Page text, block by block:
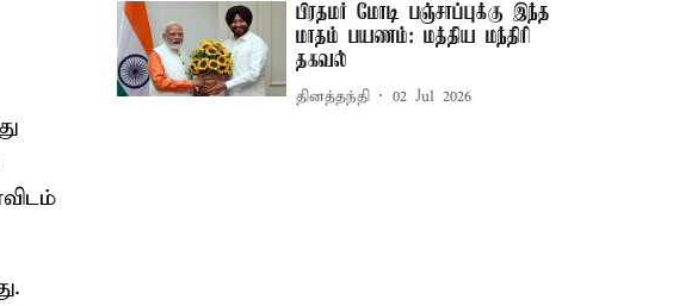
பிரதமர் மோடி பஞ்சாப்புக்கு இந்த
மாதம் பயணம்: மத்திய மந்திரி
தகவல்
தினத்தந்தி 02 Jul 2026